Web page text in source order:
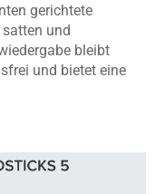
gerichtete
und
bleibt
und bietet eine